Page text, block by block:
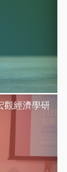
觀經濟學研